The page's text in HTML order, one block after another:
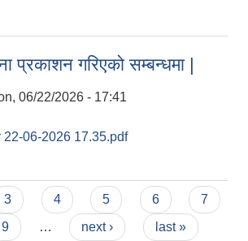
प्रकाशन गरिएको सम्बन्धमा |
06/22/2026 - 17:41
06-2026 17.35.pdf
3 4 5 6
7
9 … next › last »